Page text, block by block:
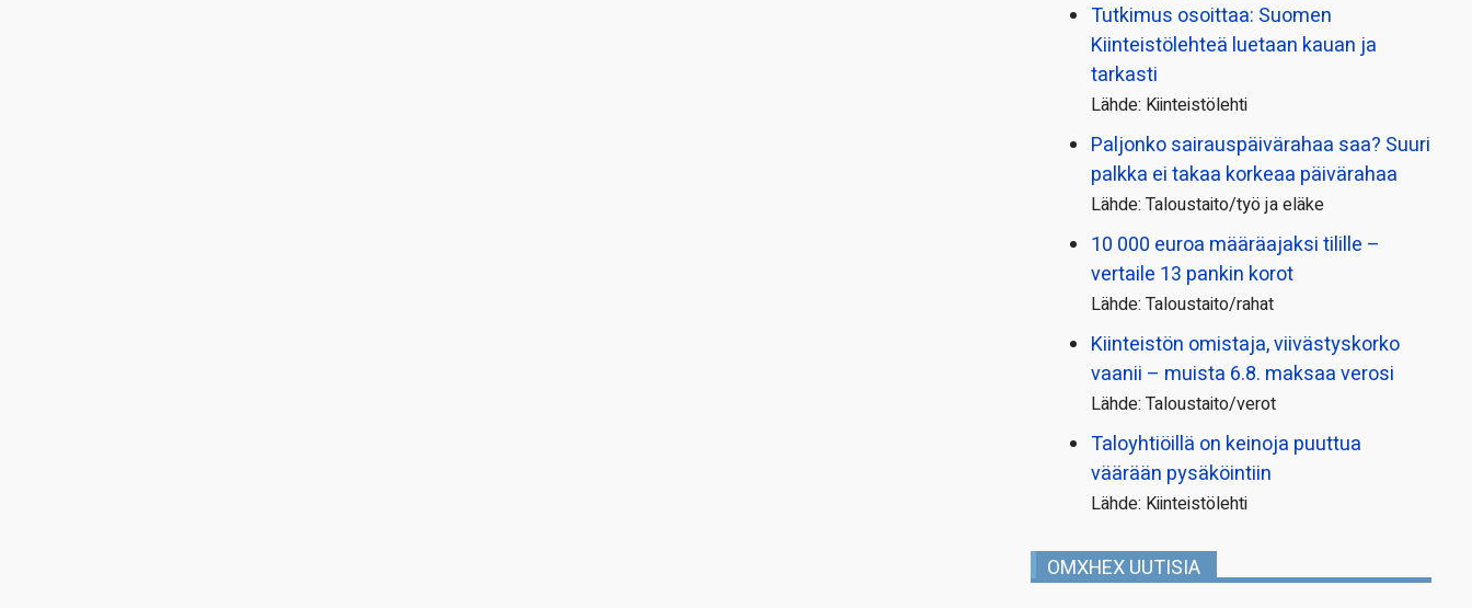
Tutkimus osoittaa: Suomen
Kiinteistölehteä luetaan kauan ja
tarkasti
Lähde: Kiinteistölehti
Paljonko sairauspäivä­rahaa saa? Suuri
palkka ei takaa korkeaa päivärahaa
Lähde: Taloustaito/työ ja eläke
10 000 euroa määräajaksi tilille –
vertaile 13 pankin korot
Lähde: Taloustaito/rahat
Kiinteistön omistaja, viivästyskorko
vaanii – muista 6.8. maksaa verosi
Lähde: Taloustaito/verot
Taloyhtiöillä on keinoja puuttua
väärään pysäköintiin
Lähde: Kiinteistölehti
OMXHEX UUTISIA